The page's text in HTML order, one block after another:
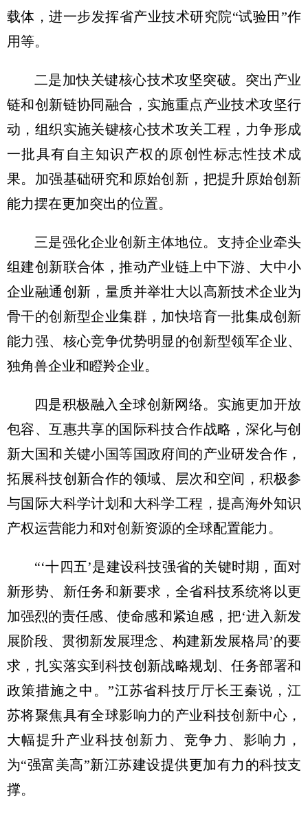
载体，进一步发挥省产业技术研究院“试验田”作
用等。
二是加快关键核心技术攻坚突破。突出产业
链和创新链协同融合，实施重点产业技术攻坚行
动，组织实施关键核心技术攻关工程，力争形成
一批具有自主知识产权的原创性标志性技术成
果。加强基础研究和原始创新，把提升原始创新
能力摆在更加突出的位置。
三是强化企业创新主体地位。支持企业牵头
组建创新联合体，推动产业链上中下游、大中小
企业融通创新，量质并举壮大以高新技术企业为
骨干的创新型企业集群，加快培育一批集成创新
能力强、核心竞争优势明显的创新型领军企业、
独角兽企业和瞪羚企业。
四是积极融入全球创新网络。实施更加开放
包容、互惠共享的国际科技合作战略，深化与创
新大国和关键小国等国政府间的产业研发合作，
拓展科技创新合作的领域、层次和空间，积极参
与国际大科学计划和大科学工程，提高海外知识
产权运营能力和对创新资源的全球配置能力。
“‘十四五’是建设科技强省的关键时期，面对
新形势、新任务和新要求，全省科技系统将以更
加强烈的责任感、使命感和紧迫感，把‘进入新发
展阶段、贯彻新发展理念、构建新发展格局’的要
求，扎实落实到科技创新战略规划、任务部署和
政策措施之中。”江苏省科技厅厅长王秦说，江
苏将聚焦具有全球影响力的产业科技创新中心，
大幅提升产业科技创新力、竞争力、影响力，
为“强富美高”新江苏建设提供更加有力的科技支
撑。